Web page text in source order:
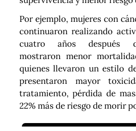
Por ejemplo, mujeres con
continuaron realizando
cuatro años después
mostraron menor
quienes llevaron un estilo
presentaron mayor
tratamiento, pérdida de
22% más de riesgo de morir